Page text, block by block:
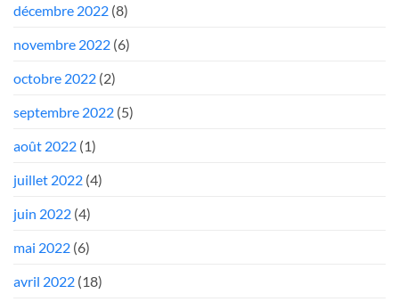
décembre 2022 (8)
novembre 2022 (6)
octobre 2022 (2)
septembre 2022 (5)
août 2022 (1)
juillet 2022 (4)
juin 2022 (4)
mai 2022 (6)
avril 2022 (18)